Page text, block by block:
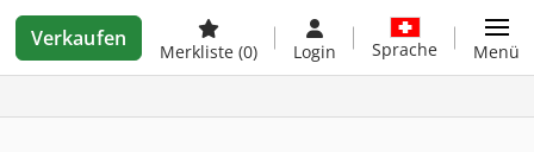
Verkaufen
Merkliste (0) Login Sprache Menü